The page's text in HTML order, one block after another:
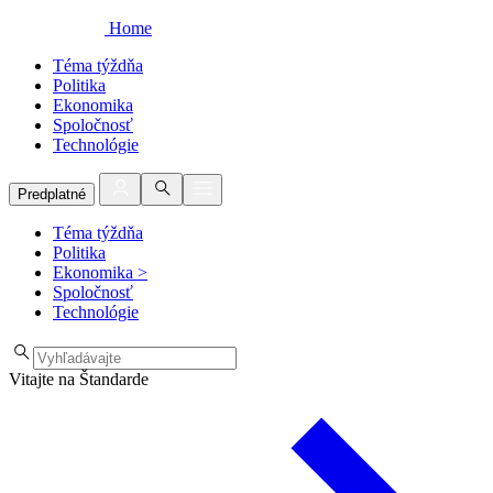
Home
Téma týždňa
Politika
Ekonomika
Spoločnosť
Technológie
Predplatné
Téma týždňa
Politika
Ekonomika >
Spoločnosť
Technológie
Vitajte na Štandarde